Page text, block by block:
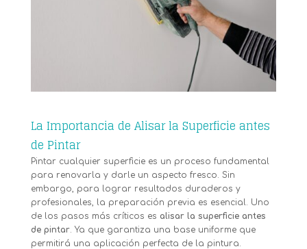
La Importancia de Alisar la Superficie antes
de Pintar
Pintar cualquier superficie es un proceso fundamental
para renovarla y darle un aspecto fresco. Sin
embargo, para lograr resultados duraderos y
profesionales, la preparación previa es esencial. Uno
de los pasos más críticos es alisar la superficie antes
de pintar. Ya que garantiza una base uniforme que
permitirá una aplicación perfecta de la pintura.